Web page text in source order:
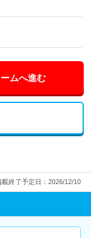
ムへ進む
載終了予定日：2026/12/10